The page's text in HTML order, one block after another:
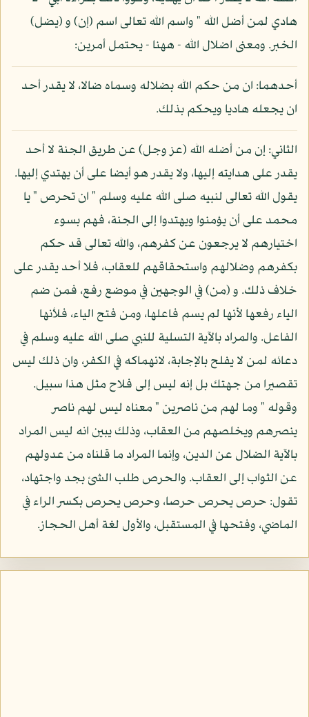
هادي لمن أضل الله " واسم الله تعالى اسم (إن) و (يضل)
الخبر. ومعنى اضلال الله - ههنا - يحتمل أمرين:
أحدهما: ان من حكم الله بضلاله وسماه ضالا، لا يقدر أحد
ان يجعله هاديا ويحكم بذلك.
الثاني: إن من أضله الله (عز وجل) عن طريق الجنة لا أحد
يقدر على هدايته إليها، ولا يقدر هو أيضا على أن يهتدي إليها.
يقول الله تعالى لنبيه صلى الله عليه وسلم " ان تحرص " يا
محمد على أن يؤمنوا ويهتدوا إلى الجنة، فهم بسوء
اختيارهم لا يرجعون عن كفرهم، والله تعالى قد حكم
بكفرهم وضلالهم واستحقاقهم للعقاب، فلا أحد يقدر على
خلاف ذلك. و (من) في الوجهين في موضع رفع، فمن ضم
الياء رفعها لأنها لم يسم فاعلها، ومن فتح الياء، فلأنها
الفاعل. والمراد بالآية التسلية للنبي صلى الله عليه وسلم في
دعائه لمن لا يفلح بالإجابة، لانهماكه في الكفر، وان ذلك ليس
تقصيرا من جهتك بل إنه ليس إلى فلاح مثل هذا سبيل.
وقوله " وما لهم من ناصرين " معناه ليس لهم ناصر
ينصرهم ويخلصهم من العقاب، وذلك يبين انه ليس المراد
بالآية الضلال عن الدين، وإنما المراد ما قلناه من عدولهم
عن الثواب إلى العقاب. والحرص طلب الشئ بجد واجتهاد،
تقول: حرص يحرص حرصا، وحرص يحرص بكسر الراء في
الماضي، وفتحها في المستقبل، والأول لغة أهل الحجاز.